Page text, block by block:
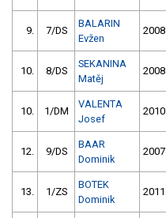
9. 7/DS
BALARIN
Evžen
2008
10. 8/DS
SEKANINA
Matěj
2008
10. 1/DM
VALENTA
Josef
2010
12. 9/DS
BAAR
Dominik
2007
13. 1/ZS
BOTEK
Dominik
2011